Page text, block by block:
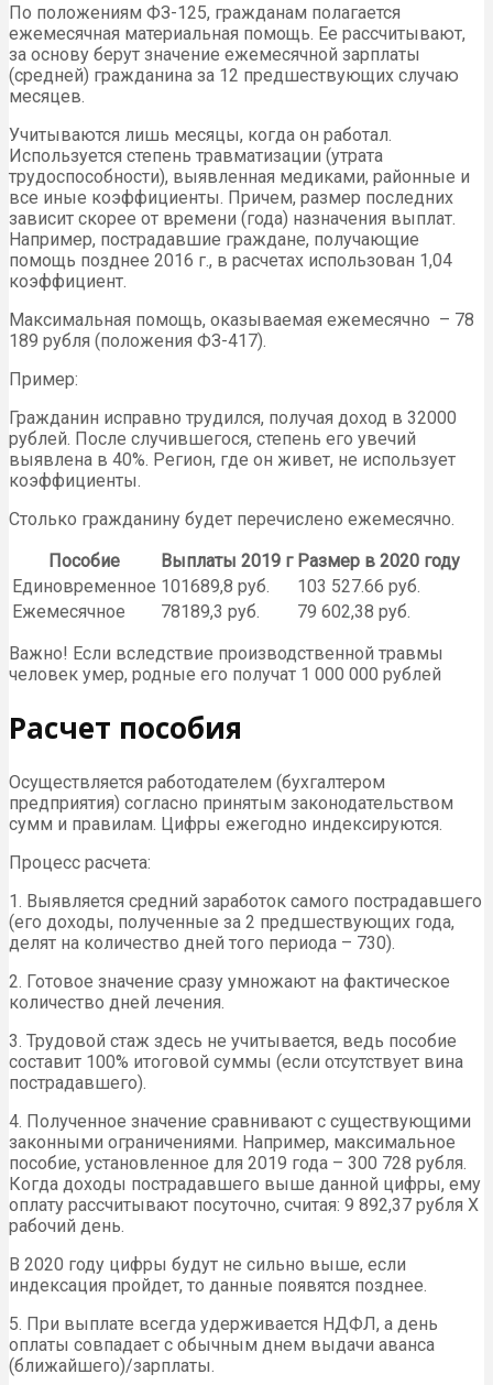
По положениям ФЗ-125, гражданам полагается
ежемесячная материальная помощь. Ее рассчитывают,
за основу берут значение ежемесячной зарплаты
(средней) гражданина за 12 предшествующих случаю
месяцев.
Учитываются лишь месяцы, когда он работал.
Используется степень травматизации (утрата
трудоспособности), выявленная медиками, районные и
все иные коэффициенты. Причем, размер последних
зависит скорее от времени (года) назначения выплат.
Например, пострадавшие граждане, получающие
помощь позднее 2016 г., в расчетах использован 1,04
коэффициент.
Максимальная помощь, оказываемая ежемесячно – 78
189 рубля (положения ФЗ-417).
Пример:
Гражданин исправно трудился, получая доход в 32000
рублей. После случившегося, степень его увечий
выявлена в 40%. Регион, где он живет, не использует
коэффициенты.
Столько гражданину будет перечислено ежемесячно.
Пособие
Выплаты 2019 г Размер в 2020 году
Единовременное 101689,8 руб.
103 527.66 руб.
Ежемесячное
78189,3 руб.
79 602,38 руб.
Важно! Если вследствие производственной травмы
человек умер, родные его получат 1 000 000 рублей
Расчет пособия
Осуществляется работодателем (бухгалтером
предприятия) согласно принятым законодательством
сумм и правилам. Цифры ежегодно индексируются.
Процесс расчета:
1. Выявляется средний заработок самого пострадавшего
(его доходы, полученные за 2 предшествующих года,
делят на количество дней того периода – 730).
2. Готовое значение сразу умножают на фактическое
количество дней лечения.
3. Трудовой стаж здесь не учитывается, ведь пособие
составит 100% итоговой суммы (если отсутствует вина
пострадавшего).
4. Полученное значение сравнивают с существующими
законными ограничениями. Например, максимальное
пособие, установленное для 2019 года – 300 728 рубля.
Когда доходы пострадавшего выше данной цифры, ему
оплату рассчитывают посуточно, считая: 9 892,37 рубля X
рабочий день.
В 2020 году цифры будут не сильно выше, если
индексация пройдет, то данные появятся позднее.
5. При выплате всегда удерживается НДФЛ, а день
оплаты совпадает с обычным днем выдачи аванса
(ближайшего)/зарплаты.